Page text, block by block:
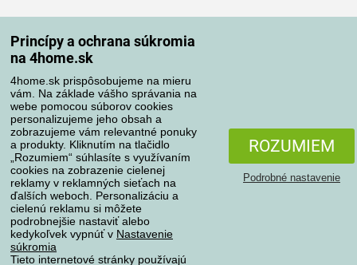
Princípy a ochrana súkromia
na 4home.sk
4home.sk prispôsobujeme na mieru
vám. Na základe vášho správania na
webe pomocou súborov cookies
personalizujeme jeho obsah a
zobrazujeme vám relevantné ponuky
a produkty. Kliknutím na tlačidlo
„Rozumiem“ súhlasíte s využívaním
cookies na zobrazenie cielenej
reklamy v reklamných sieťach na
ďalších weboch. Personalizáciu a
cielenú reklamu si môžete
podrobnejšie nastaviť alebo
kedykoľvek vypnúť v Nastavenie
súkromia
Tieto internetové stránky používajú
ROZUMIEM
Podrobné nastavenie
Spôsoby platby
Spoľahlivý obchod